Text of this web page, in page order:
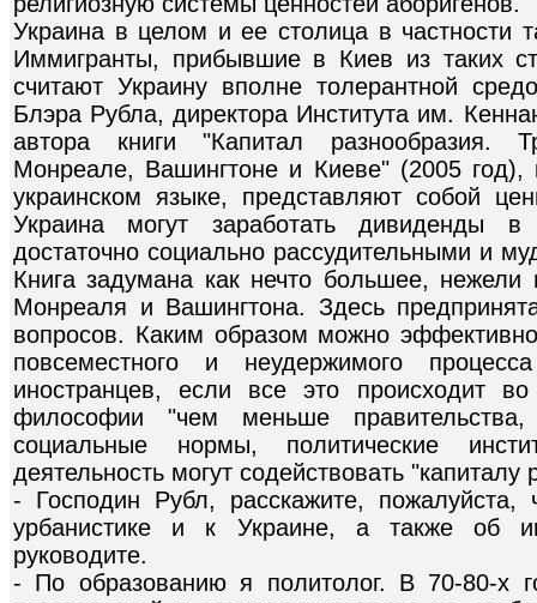
Украина в целом и ее столица в частности
Иммигранты, прибывшие в Киев из таких
считают Украину вполне толерантной
Блэра Рубла, директора Института им.
автора книги "Капитал разнообразия.
Монреале, Вашингтоне и Киеве" (2005 год),
украинском языке, представляют собой
Украина могут заработать дивиденды
достаточно социально рассудительными и
Книга задумана как нечто большее,
Монреаля и Вашингтона. Здесь
вопросов. Каким образом можно
повсеместного и неудержимого
иностранцев, если все это происходит
философии "чем меньше
социальные нормы, политические
деятельность могут содействовать "капиталу
- Господин Рубл, расскажите,
урбанистике и к Украине, а также об
руководите.
- По образованию я политолог. В 70-80-х